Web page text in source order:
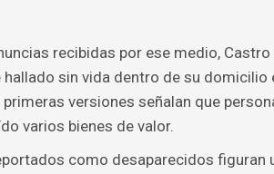
recibidas por ese medio,
hallado sin vida dentro de su domicilio
versiones señalan que
varios bienes de valor.
como desaparecidos figuran